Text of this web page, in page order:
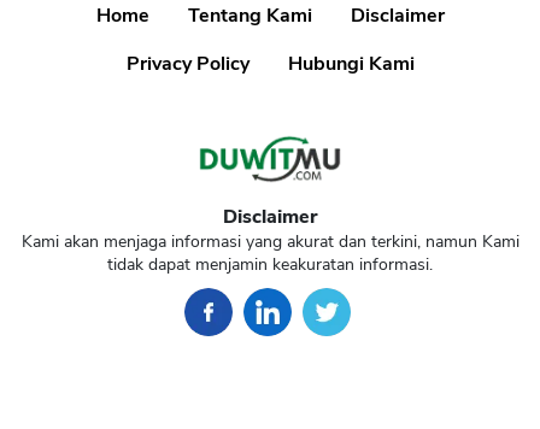
Home Tentang Kami
Disclaimer
Privacy Policy
Hubungi Kami
Disclaimer
Kami akan menjaga informasi yang akurat dan terkini, namun Kami
tidak dapat menjamin keakuratan informasi.